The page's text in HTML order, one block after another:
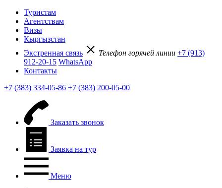
Туристам
Агентствам
Визы
Кыргызстан
Экстренная связь
Телефон горячей линии +7 (913)
912-20-15 WhatsApp
Контакты
+7 (383) 334-05-86 +7 (383) 200-05-00
Заказать звонок
Заявка на тур
Меню